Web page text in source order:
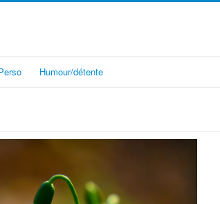
Humour/détente